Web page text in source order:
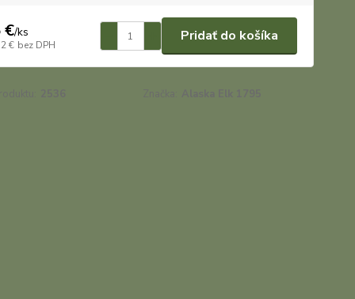
€/ks
€ bez DPH
Pridať do košíka